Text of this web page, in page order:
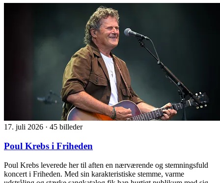
17. juli 2026 · 45 billeder
Poul Krebs i Friheden
Poul Krebs leverede her til aften en nærværende og stemningsfuld
koncert i Friheden. Med sin karakteristiske stemme, varme